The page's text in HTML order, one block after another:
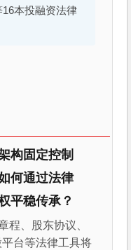
本投融资法律
构固定控制
何通过法律
平稳传承？
程、股东协议、
台等法律工具将